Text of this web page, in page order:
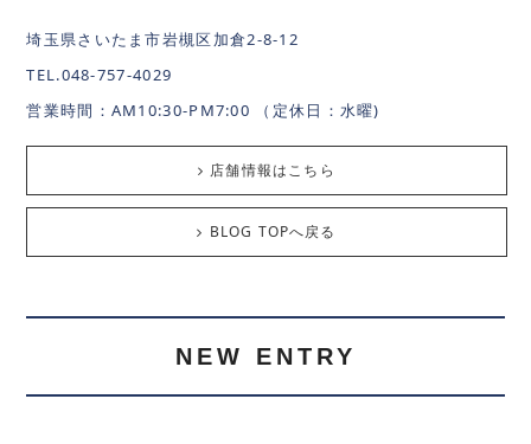
埼玉県さいたま市岩槻区加倉2-8-12
TEL.048-757-4029
営業時間：AM10:30-PM7:00 （定休日：水曜)
店舗情報はこちら
BLOG TOPへ戻る
NEW ENTRY